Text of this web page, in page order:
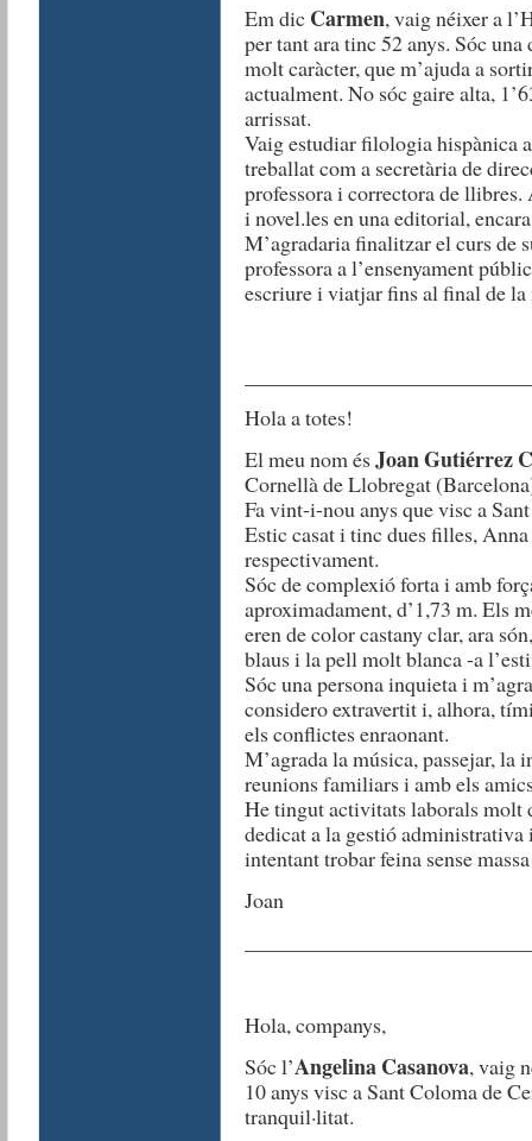
Em dic Carmen, vaig néixer a
per tant ara tinc 52 anys. Sóc
molt caràcter, que m’ajuda a
actualment. No sóc gaire alta,
arrissat.
Vaig estudiar filologia hispànica
treballat com a secretària de
professora i correctora de
i novel.les en una editorial,
M’agradaria finalitzar el curs de
professora a l’ensenyament
escriure i viatjar fins al final de la
Hola a totes!
El meu nom ésJoan Gutiérrez
Cornellà de Llobregat
Fa vint-i-nou anys que visc a
Estic casat i tinc dues filles,
respectivament.
Sóc de complexió forta i amb
aproximadament, d’1,73 m. Els
eren de color castany clar, ara
blaus i la pell molt blanca -a
Sóc una persona inquieta i
considero extravertit i, alhora,
els conflictes enraonant.
M’agrada la música, passejar,
reunions familiars i amb els
He tingut activitats laborals molt
dedicat a la gestió
intentant trobar feina sense
Joan
Hola, companys,
Sóc l’Angelina Casanova, vaig
10 anys visc a Sant Coloma de
tranquil·litat.